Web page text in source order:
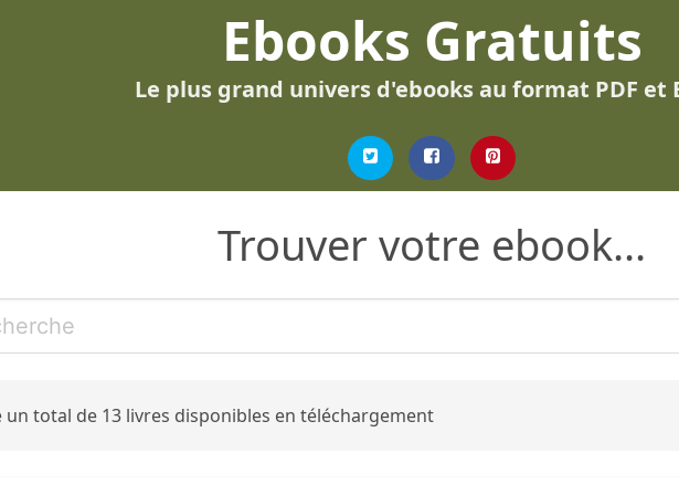
Ebooks Gratuits
Le plus grand univers d'ebooks au format PDF et
Trouver votre ebook...
un total de 13 livres disponibles en téléchargement